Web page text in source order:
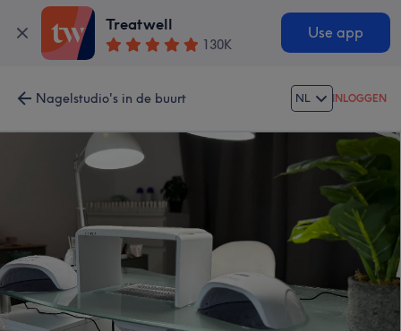
Treatwell
130K
Use app
Nagelstudio's in de buurt NL INLOGGEN